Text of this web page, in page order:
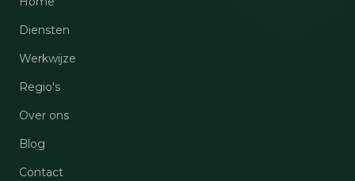
Diensten
Werkwijze
Regio's
Over ons
Blog
Contact